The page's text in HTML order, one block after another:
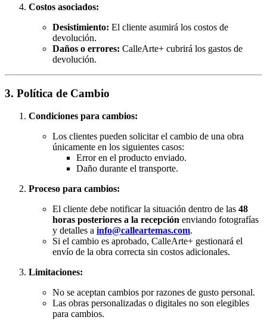
Costos asociados:
Desistimiento: El cliente asumirá los costos de
devolución.
Daños o errores: CalleArte+ cubrirá los gastos de
devolución.
3. Política de Cambio
Condiciones para cambios:
Los clientes pueden solicitar el cambio de una obra
únicamente en los siguientes casos:
Error en el producto enviado.
Daño durante el transporte.
Proceso para cambios:
El cliente debe notificar la situación dentro de las 48
horas posteriores a la recepción enviando fotografías
y detalles a info@calleartemas.com.
Si el cambio es aprobado, CalleArte+ gestionará el
envío de la obra correcta sin costos adicionales.
Limitaciones:
No se aceptan cambios por razones de gusto personal.
Las obras personalizadas o digitales no son elegibles
para cambios.